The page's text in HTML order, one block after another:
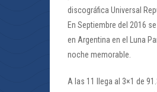
discográfica Universal
En Septiembre del 2016
en Argentina en el Luna
noche memorable.
A las 11 llega al 3×1 de